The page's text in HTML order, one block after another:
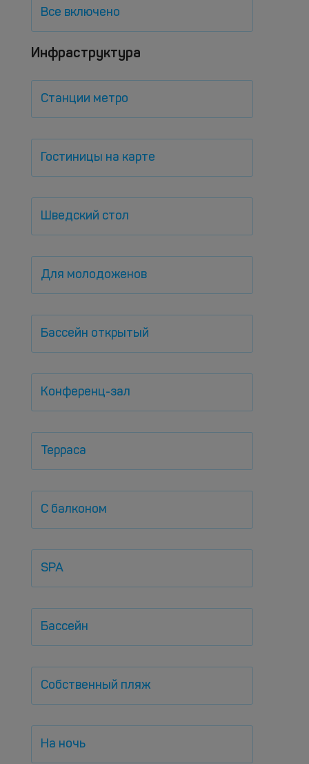
Все включено
Инфраструктура
Станции метро
Гостиницы на карте
Шведский стол
Для молодоженов
Бассейн открытый
Конференц-зал
Терраса
С балконом
SPA
Бассейн
Собственный пляж
На ночь